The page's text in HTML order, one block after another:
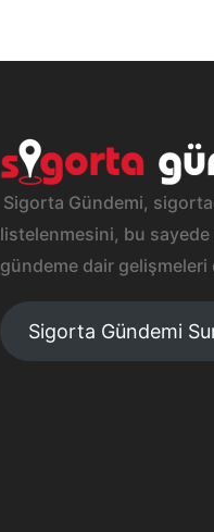
Sigorta Gündemi,
listelenmesini, bu sayede
gündeme dair gelişmeleri
Sigorta Gündemi